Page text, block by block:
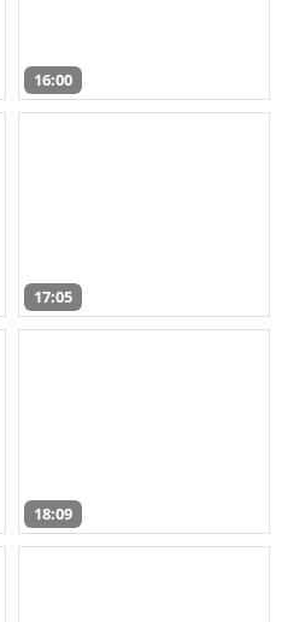
16:00
17:05
18:09